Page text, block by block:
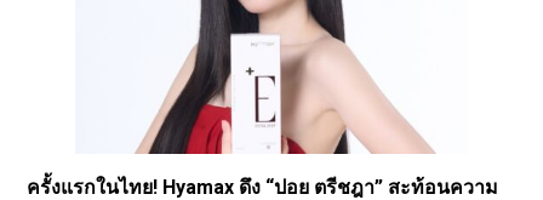
ครั้งแรกในไทย! Hyamax ดึง “ปอย ตรีชฎา” สะท้อนความ